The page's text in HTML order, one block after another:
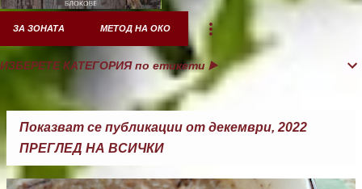
ЗА ЗОНАТА МЕТОД НА ОКО
ИЗБЕРЕТЕ КАТЕГОРИЯ по етикети ▶️
Показват се публикации от декември, 2022
ПРЕГЛЕД НА ВСИЧКИ